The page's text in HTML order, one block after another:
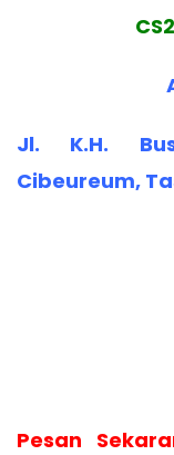
Jl. K.H.
Cibeureum,
Pesan